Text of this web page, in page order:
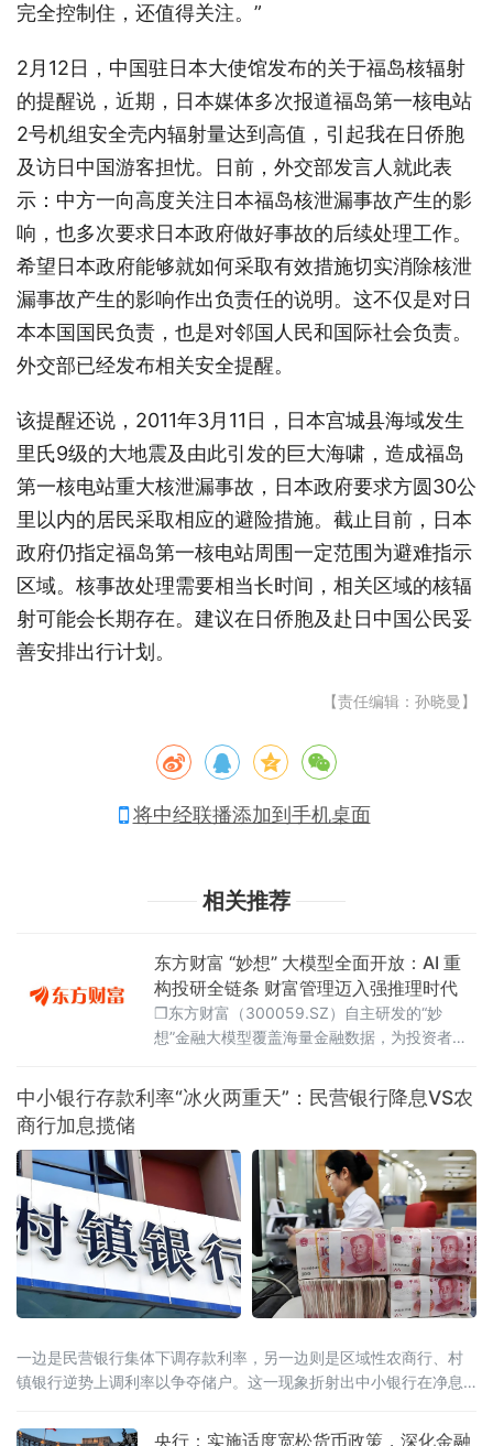
完全控制住，还值得关注。”
2月12日，中国驻日本大使馆发布的关于福岛核辐射
的提醒说，近期，日本媒体多次报道福岛第一核电站
2号机组安全壳内辐射量达到高值，引起我在日侨胞
及访日中国游客担忧。日前，外交部发言人就此表
示：中方一向高度关注日本福岛核泄漏事故产生的影
响，也多次要求日本政府做好事故的后续处理工作。
希望日本政府能够就如何采取有效措施切实消除核泄
漏事故产生的影响作出负责任的说明。这不仅是对日
本本国国民负责，也是对邻国人民和国际社会负责。
外交部已经发布相关安全提醒。
该提醒还说，2011年3月11日，日本宫城县海域发生
里氏9级的大地震及由此引发的巨大海啸，造成福岛
第一核电站重大核泄漏事故，日本政府要求方圆30公
里以内的居民采取相应的避险措施。截止目前，日本
政府仍指定福岛第一核电站周围一定范围为避难指示
区域。核事故处理需要相当长时间，相关区域的核辐
射可能会长期存在。建议在日侨胞及赴日中国公民妥
善安排出行计划。
【责任编辑：孙晓曼】
将中经联播添加到手机桌面
相关推荐
东方财富 “妙想” 大模型全面开放：AI 重
构投研全链条 财富管理迈入强推理时代
❐东方财富（300059.SZ）自主研发的“妙
想”金融大模型覆盖海量金融数据，为投资者提
决策的全链条智能化。该模型已集成至东方财
富APP，推动财富管理行业数字化升级中经联播
达 1721 万人，同比激增 24%，基金销售额同
比增长 40%。这一亮眼成绩的背后，是东方财
富自主研发的 “妙想” 金融大
中小银行存款利率“冰火两重天”：民营银行降息VS农
商行加息揽储
一边是民营银行集体下调存款利率，另一边则是区域性农商行、村
镇银行逆势上调利率以争夺储户。这一现象折射出中小银行在净息
续：五年期利率普遍跌破3% 自2月以来，多家民营银行密集加入降
央行：实施适度宽松货币政策，深化金融